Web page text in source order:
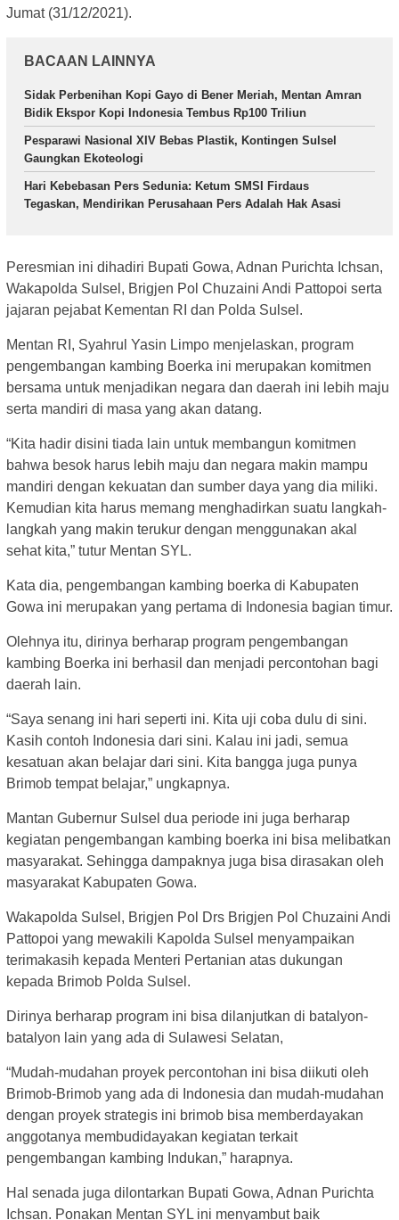
Jumat (31/12/2021).
BACAAN LAINNYA
Sidak Perbenihan Kopi Gayo di Bener Meriah, Mentan Amran
Bidik Ekspor Kopi Indonesia Tembus Rp100 Triliun
Pesparawi Nasional XIV Bebas Plastik, Kontingen Sulsel
Gaungkan Ekoteologi
Hari Kebebasan Pers Sedunia: Ketum SMSI Firdaus
Tegaskan, Mendirikan Perusahaan Pers Adalah Hak Asasi
Peresmian ini dihadiri Bupati Gowa, Adnan Purichta Ichsan,
Wakapolda Sulsel, Brigjen Pol Chuzaini Andi Pattopoi serta
jajaran pejabat Kementan RI dan Polda Sulsel.
Mentan RI, Syahrul Yasin Limpo menjelaskan, program
pengembangan kambing Boerka ini merupakan komitmen
bersama untuk menjadikan negara dan daerah ini lebih maju
serta mandiri di masa yang akan datang.
“Kita hadir disini tiada lain untuk membangun komitmen
bahwa besok harus lebih maju dan negara makin mampu
mandiri dengan kekuatan dan sumber daya yang dia miliki.
Kemudian kita harus memang menghadirkan suatu langkah-
langkah yang makin terukur dengan menggunakan akal
sehat kita,” tutur Mentan SYL.
Kata dia, pengembangan kambing boerka di Kabupaten
Gowa ini merupakan yang pertama di Indonesia bagian timur.
Olehnya itu, dirinya berharap program pengembangan
kambing Boerka ini berhasil dan menjadi percontohan bagi
daerah lain.
“Saya senang ini hari seperti ini. Kita uji coba dulu di sini.
Kasih contoh Indonesia dari sini. Kalau ini jadi, semua
kesatuan akan belajar dari sini. Kita bangga juga punya
Brimob tempat belajar,” ungkapnya.
Mantan Gubernur Sulsel dua periode ini juga berharap
kegiatan pengembangan kambing boerka ini bisa melibatkan
masyarakat. Sehingga dampaknya juga bisa dirasakan oleh
masyarakat Kabupaten Gowa.
Wakapolda Sulsel, Brigjen Pol Drs Brigjen Pol Chuzaini Andi
Pattopoi yang mewakili Kapolda Sulsel menyampaikan
terimakasih kepada Menteri Pertanian atas dukungan
kepada Brimob Polda Sulsel.
Dirinya berharap program ini bisa dilanjutkan di batalyon-
batalyon lain yang ada di Sulawesi Selatan,
“Mudah-mudahan proyek percontohan ini bisa diikuti oleh
Brimob-Brimob yang ada di Indonesia dan mudah-mudahan
dengan proyek strategis ini brimob bisa memberdayakan
anggotanya membudidayakan kegiatan terkait
pengembangan kambing Indukan,” harapnya.
Hal senada juga dilontarkan Bupati Gowa, Adnan Purichta
Ichsan. Ponakan Mentan SYL ini menyambut baik